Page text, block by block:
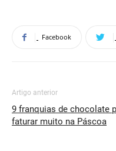
Facebook
Artigo anterior
9 franquias de chocolate
faturar muito na Páscoa